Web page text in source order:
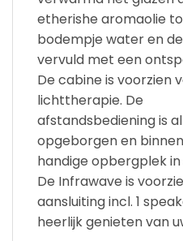
etherishe aromaolie
bodempje water en
vervuld met een
De cabine is voorzien
lichttherapie. De
afstandsbediening is
opgeborgen en
handige opbergplek
De Infrawave is
aansluiting incl. 1
heerlijk genieten van